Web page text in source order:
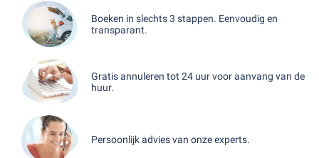
Boeken in slechts 3 stappen. Eenvoudig en
transparant.
Gratis annuleren tot 24 uur voor aanvang van de
huur.
Persoonlijk advies van onze experts.